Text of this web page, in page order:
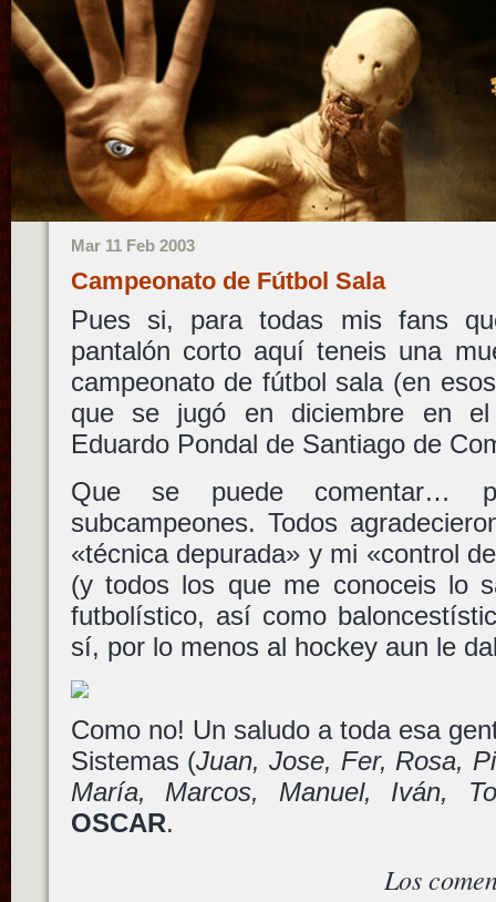
Mar 11 Feb 2003
Campeonato de Fútbol Sala
Pues si, para todas mis fans
pantalón corto aquí teneis una
campeonato de fútbol sala (en
que se jugó en diciembre en
Eduardo Pondal de Santiago de
Que se puede comentar…
subcampeones. Todos
«técnica depurada» y mi «control
(y todos los que me conoceis lo
futbolístico, así como
sí, por lo menos al hockey aun le
Como no! Un saludo a toda esa
Sistemas (Juan, Jose, Fer, Rosa,
María, Marcos, Manuel, Iván,
OSCAR.
Los